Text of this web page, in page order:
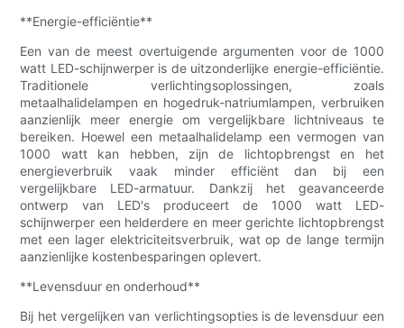
**Energie-efficiëntie**
Een van de meest overtuigende argumenten voor de 1000
watt LED-schijnwerper is de uitzonderlijke energie-efficiëntie.
Traditionele verlichtingsoplossingen, zoals
metaalhalidelampen en hogedruk-natriumlampen, verbruiken
aanzienlijk meer energie om vergelijkbare lichtniveaus te
bereiken. Hoewel een metaalhalidelamp een vermogen van
1000 watt kan hebben, zijn de lichtopbrengst en het
energieverbruik vaak minder efficiënt dan bij een
vergelijkbare LED-armatuur. Dankzij het geavanceerde
ontwerp van LED's produceert de 1000 watt LED-
schijnwerper een helderdere en meer gerichte lichtopbrengst
met een lager elektriciteitsverbruik, wat op de lange termijn
aanzienlijke kostenbesparingen oplevert.
**Levensduur en onderhoud**
Bij het vergelijken van verlichtingsopties is de levensduur een